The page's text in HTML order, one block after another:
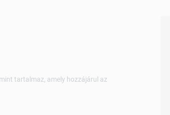
tartalmaz, amely hozzájárul az